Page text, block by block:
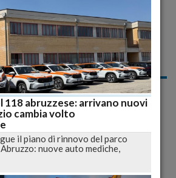
Giovedì, 15
118 abruzzese: arrivano nuovi
cambia volto
il piano di rinnovo del parco
nuove auto mediche,